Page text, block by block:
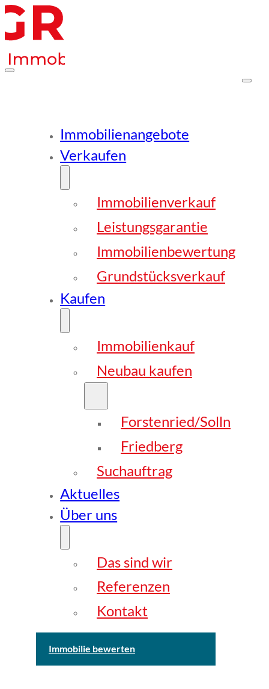
Immobilienangebote
Verkaufen
Immobilienverkauf
Leistungsgarantie
Immobilienbewertung
Grundstücksverkauf
Kaufen
Immobilienkauf
Neubau kaufen
Forstenried/Solln
Friedberg
Suchauftrag
Aktuelles
Über uns
Das sind wir
Referenzen
Kontakt
Immobilie bewerten